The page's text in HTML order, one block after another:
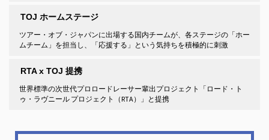
TOJ ホームステージ
ツアー・オブ・ジャパンに出場する国内チームが、各ステージの「ホー
ムチーム」を担当し、「応援する」という気持ちを積極的に刺激
RTA x TOJ 提携
世界標準の次世代プロロードレーサー輩出プロジェクト「ロード・ト
ゥ・ラヴニール プロジェクト（RTA）」と提携